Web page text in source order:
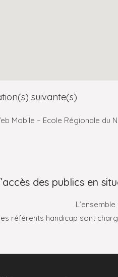
suivante(s)
Mobile – Ecole Régionale du
des publics en
référents handicap sont